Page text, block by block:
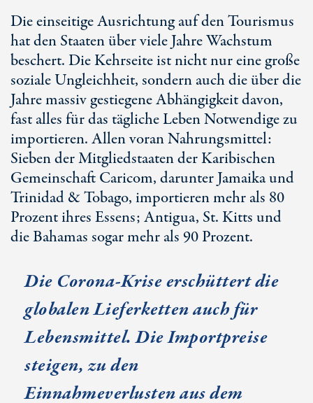
Die einseitige Ausrichtung auf den Tourismus
hat den Staaten über viele Jahre Wachstum
beschert. Die Kehrseite ist nicht nur eine große
soziale Ungleichheit, sondern auch die über die
Jahre massiv gestiegene Abhängigkeit davon,
fast alles für das tägliche Leben Notwendige zu
importieren. Allen voran Nahrungsmittel:
Sieben der Mitgliedstaaten der Karibischen
Gemeinschaft Caricom, darunter Jamaika und
Trinidad & Tobago, importieren mehr als 80
Prozent ihres Essens; Antigua, St. Kitts und
die Bahamas sogar mehr als 90 Prozent.
Die Corona-Krise erschüttert die
globalen Lieferketten auch für
Lebensmittel. Die Importpreise
steigen, zu den
Einnahmeverlusten aus dem